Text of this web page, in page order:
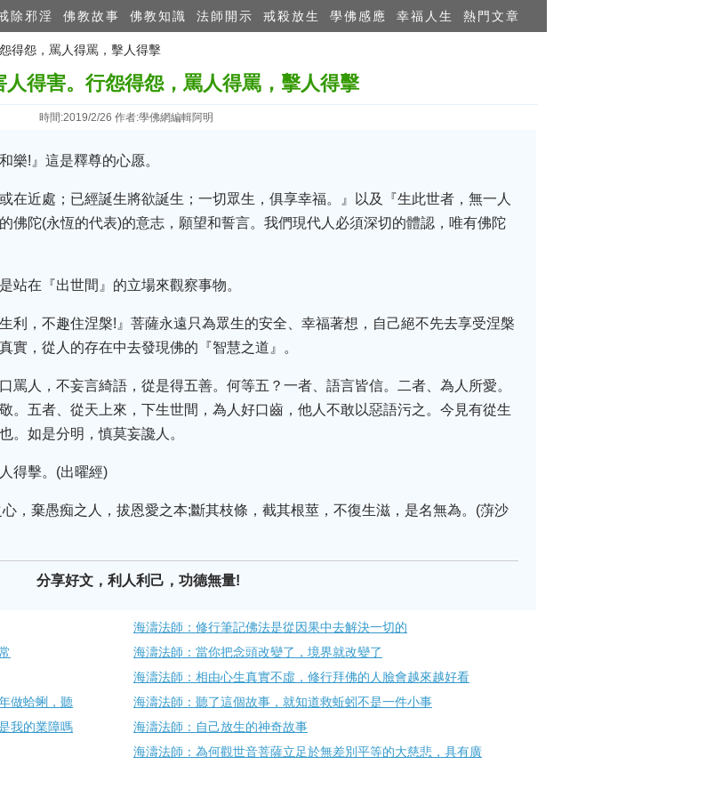
除邪淫 佛教故事 佛教知識 法師開示 戒殺放生 學佛感應 幸福人生 熱門文章
得怨，罵人得罵，擊人得擊
人得害。行怨得怨，罵人得罵，擊人得擊
時間:2019/2/26 作者:學佛網編輯阿明
樂!』這是釋尊的心愿。
在近處；已經誕生將欲誕生；一切眾生，俱享幸福。』以及『生此世者，無一人
佛陀(永恆的代表)的意志，願望和誓言。我們現代人必須深切的體認，唯有佛陀
在『出世間』的立場來觀察事物。
利，不趣住涅槃!』菩薩永遠只為眾生的安全、幸福著想，自己絕不先去享受涅槃
實，從人的存在中去發現佛的『智慧之道』。
人，不妄言綺語，從是得五善。何等五？一者、語言皆信。二者、為人所愛。
。五者、從天上來，下生世間，為人好口齒，他人不敢以惡語污之。今見有從生
。如是分明，慎莫妄讒人。
得擊。(出曜經)
，棄愚痴之人，拔恩愛之本;斷其枝條，截其根莖，不復生滋，是名無為。(蓱沙
分享好文，利人利己，功德無量!
海濤法師：修行筆記佛法是從因果中去解決一切的
海濤法師：當你把念頭改變了，境界就改變了
海濤法師：相由心生真實不虛，修行拜佛的人臉會越來越好看
做蛤蜊，聽
海濤法師：聽了這個故事，就知道救蚯蚓不是一件小事
我的業障嗎
海濤法師：自己放生的神奇故事
海濤法師：為何觀世音菩薩立足於無差別平等的大慈悲，具有廣